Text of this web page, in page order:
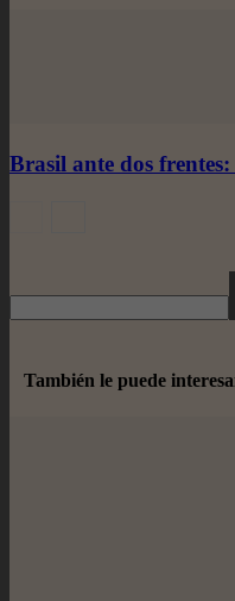
Brasil ante dos
También le puede